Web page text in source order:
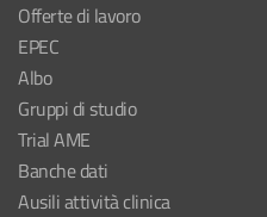
Offerte di lavoro
EPEC
Albo
Gruppi di studio
Trial AME
Banche dati
Ausili attività clinica